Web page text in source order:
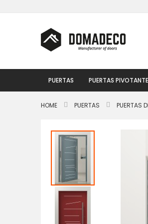
al
PUERTAS PUERTAS
HOME PUERTAS PUERTAS
Saltar
final
galería
de
imágenes